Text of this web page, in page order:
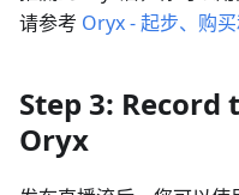
请参考 Oryx - 起步、购
Step 3:
Oryx